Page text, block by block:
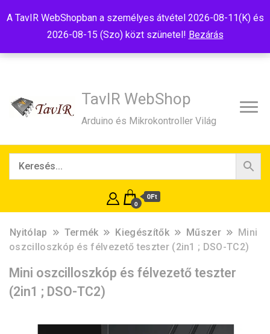
A TavIR WebShopban a személyes átvétel 2026-08-11(K) és
2026-08-15 (Szo) közt szünetel! Bezárás
TavIR WebShop
Arduino és Mikrokontroller Világ
0
0Ft
Nyitólap Termék Kiegészítők Műszer
Mini
oszcilloszkóp és félvezető teszter (2in1 ; DSO-TC2)
Mini oszcilloszkóp és félvezető teszter
(2in1 ; DSO-TC2)